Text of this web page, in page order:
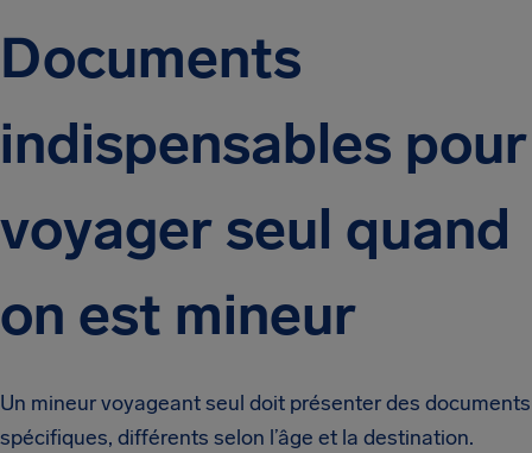
Documents
indispensables pour
voyager seul quand
on est mineur
Un mineur voyageant seul doit présenter des documents
spécifiques, différents selon l’âge et la destination.